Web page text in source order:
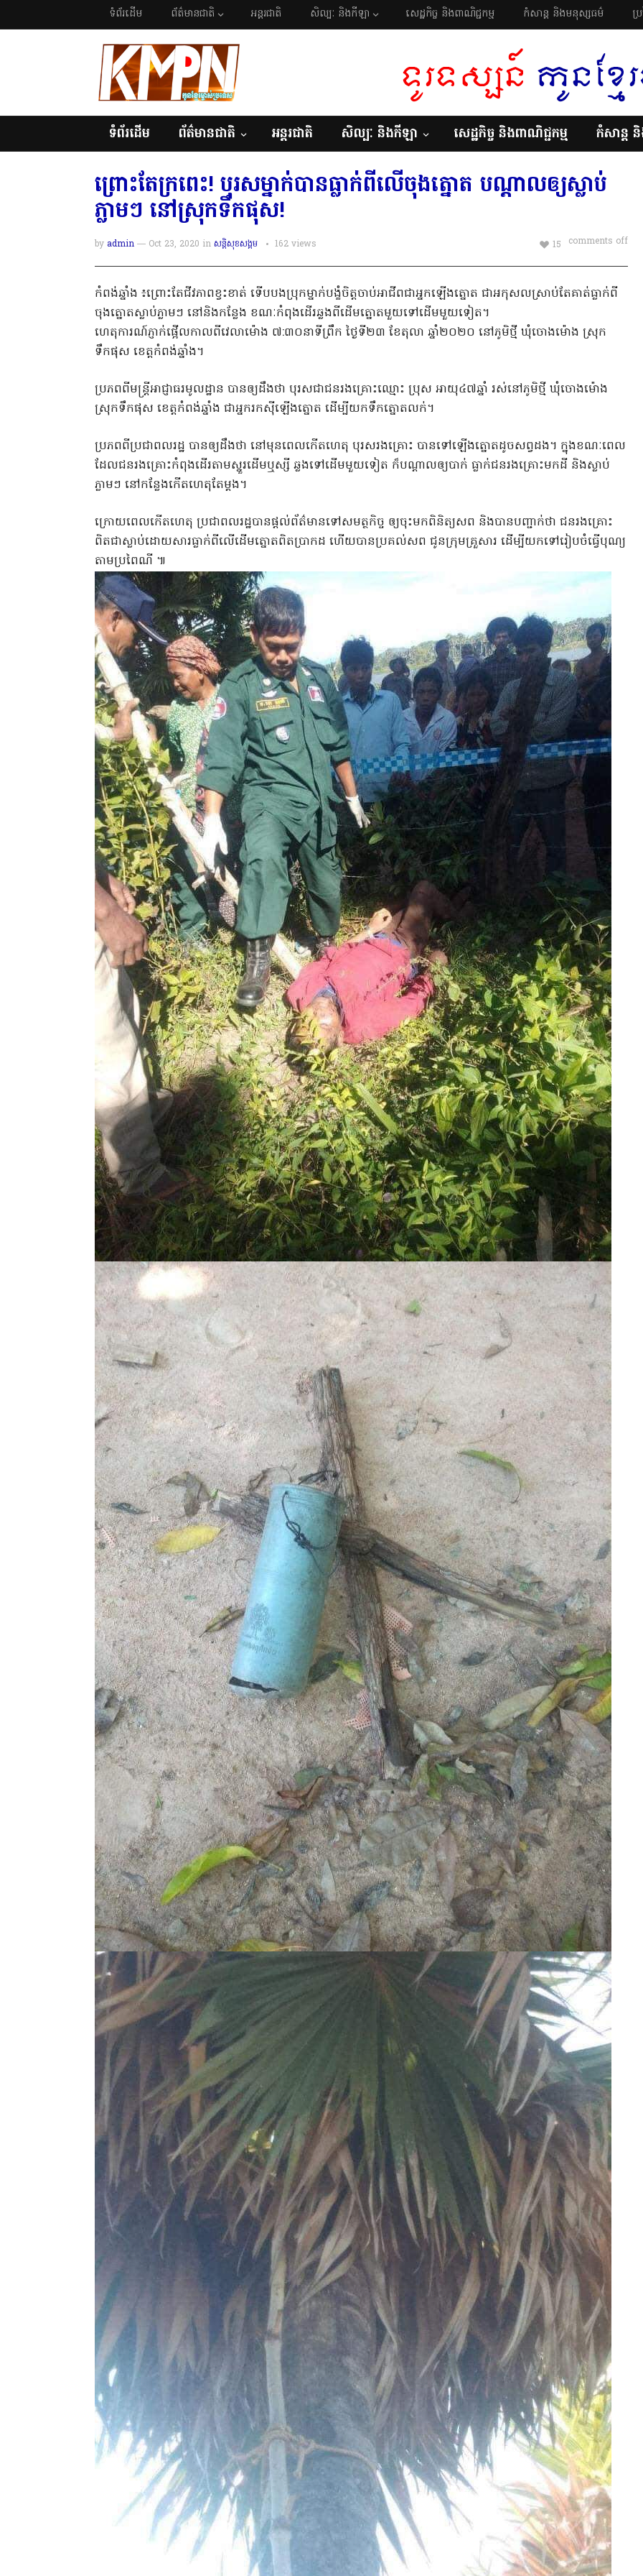
ទំព័រដើម ព័ត៌មានជាតិ អន្តរជាតិ សិល្បៈ និងកីឡា សេដ្ឋកិច្ច និងពាណិជ្ជកម្ម កំសាន្ត និងមនុស្សធម៌ ប្
ទំព័រដើម ព័ត៌មានជាតិ អន្តរជាតិ សិល្បៈ និងកីឡា សេដ្ឋកិច្ច និងពាណិជ្ជកម្ម កំសាន្ត
ព្រោះតែក្រពេះ! បុរសម្នាក់​បានធ្លាក់ពីលើចុងត្នោត បណ្តាលឲ្យស្លាប់
ភ្លាមៗ​ នៅស្រុកទឹកផុស!
by admin — Oct 23, 2020 in សន្តិសុខសង្គម 162 views comments off
15
កំពង់ឆ្នាំង ៖ព្រោះតែជីវភាពខ្វះខាត់ ទើបបងប្រុកម្នាក់បង្ខំចិត្តចាប់អាជីពជាអ្នកឡើងត្នោត ជាអកុសលស្រាប់តែគាត់ធ្លាក់ពី
ចុងត្នោតស្លាប់ភ្លាមៗ​ នៅនិងកន្លែង ខណៈកំពុងដើរឆ្លងពីដើមត្នោតមួយទៅដើមមួយទៀត។
ហេតុការណ៍ភ្ញាក់ផ្អើលកាលពីវេលាម៉ោង​ ៧:៣០នាទីព្រឹក​ ថ្ងៃទី២៣ ខែតុលា ឆ្នាំ២០២០ នៅភូមិថ្មី ឃុំចោងម៉ោង ស្រុក
ទឹកផុស ខេត្តកំពង់ឆ្នាំង។
ប្រភពពីមន្ត្រីអាជ្ញាធរមូលដ្ឋាន​ បានឲ្យដឹងថា បុរសជាជនរងគ្រោះឈ្មោះ​ ប្រុស អាយុ៤៧ឆ្នាំ រស់នៅភូមិថ្មី ឃុំចោងម៉ោង
ស្រុកទឹកផុស ខេត្តកំពង់ឆ្នាំង ជាអ្នករកស៊ីឡើងត្នោត ដើម្បីយកទឹកត្នោតលក់។
ប្រភពពីប្រជាពលរដ្ឋ​ បានឲ្យដឹងថា នៅមុនពេលកើតហេតុ បុរសរងគ្រោះ​ បានទៅឡើងត្នោតដូចសព្វដង។ ក្នុងខណៈពេល
ដែលជនរងគ្រោះកំពុងដើរតាមស្នួរដើមឬស្សី​ ឆ្លងទៅដើមមួយទៀត​ ក៏បណ្តាលឲ្យបាក់​ ធ្លាក់ជនរងគ្រោះមកដី​ និងស្លាប់
ភ្លាមៗ នៅកន្លែងកើតហេតុតែម្តង។
ក្រោយពេលកើតហេតុ​ ប្រជាពលរដ្ឋបានផ្តល់ព័ត៌មានទៅសមត្ថកិច្ច​ ឲ្យចុះមកពិនិត្យសព​ និងបានបញ្ជាក់ថា ជនរងគ្រោះ
ពិតជាស្លាប់ដោយសារធ្លាក់ពីលើដើមត្នោតពិតប្រាកដ​ ហើយបានប្រគល់សព ជូនក្រុមគ្រួសារ ដើម្បីយកទៅរៀបចំធ្វើបុណ្យ
តាមប្រពៃណី ៕